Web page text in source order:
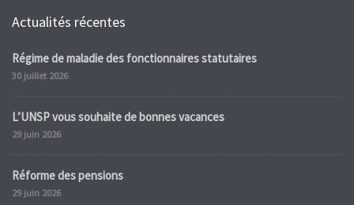
Actualités récentes
Régime de maladie des fonctionnaires statutaires
30 juillet 2026
L’UNSP vous souhaite de bonnes vacances
29 juin 2026
Réforme des pensions
29 juin 2026